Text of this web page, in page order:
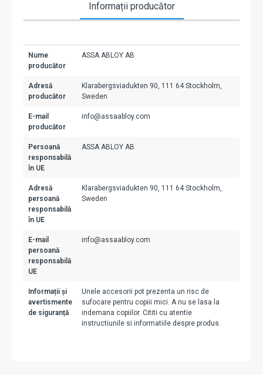
Informații producător
Nume
producător
ASSA ABLOY AB
Adresă
producător
Klarabergsviadukten 90, 111 64 Stockholm,
Sweden
E-mail
producător
info@assaabloy.com
Persoană
responsabilă
în UE
ASSA ABLOY AB
Adresă
persoană
responsabilă
în UE
Klarabergsviadukten 90, 111 64 Stockholm,
Sweden
E-mail
persoană
responsabilă
UE
info@assaabloy.com
Informații și
avertismente
de siguranță
Unele accesorii pot prezenta un risc de
sufocare pentru copiii mici. A nu se lasa la
indemana copiilor. Cititi cu atentie
instructiunile si informatiile despre produs.